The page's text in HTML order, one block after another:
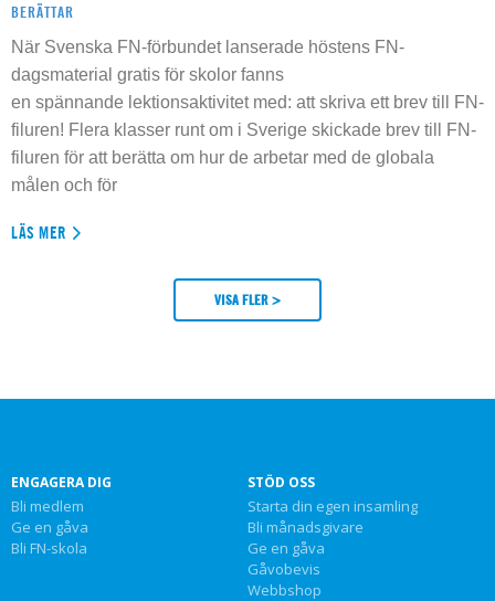
BERÄTTAR
När Svenska FN-förbundet lanserade höstens FN-
dagsmaterial gratis för skolor fanns
en spännande lektionsaktivitet med: att skriva ett brev till FN-
filuren! Flera klasser runt om i Sverige skickade brev till FN-
filuren för att berätta om hur de arbetar med de globala
målen och för
LÄS MER
VISA FLER >
ENGAGERA DIG
Bli medlem
Ge en gåva
Bli FN-skola
STÖD OSS
Starta din egen insamling
Bli månadsgivare
Ge en gåva
Gåvobevis
Webbshop